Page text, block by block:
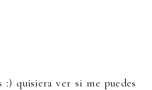
:) quisiera ver si me puedes